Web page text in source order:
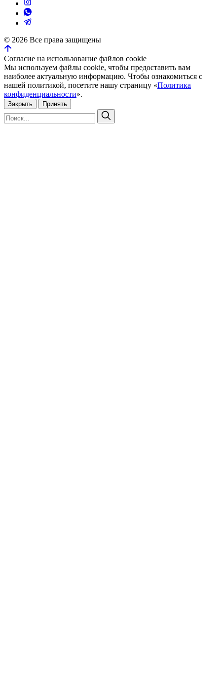
© 2026 Все права защищены
Согласие на использование файлов cookie
Мы используем файлы cookie, чтобы предоставить вам
наиболее актуальную информацию. Чтобы ознакомиться с
нашей политикой, посетите нашу страницу «Политика
конфиденциальности».
Закрыть Принять
Искать:
Поиск